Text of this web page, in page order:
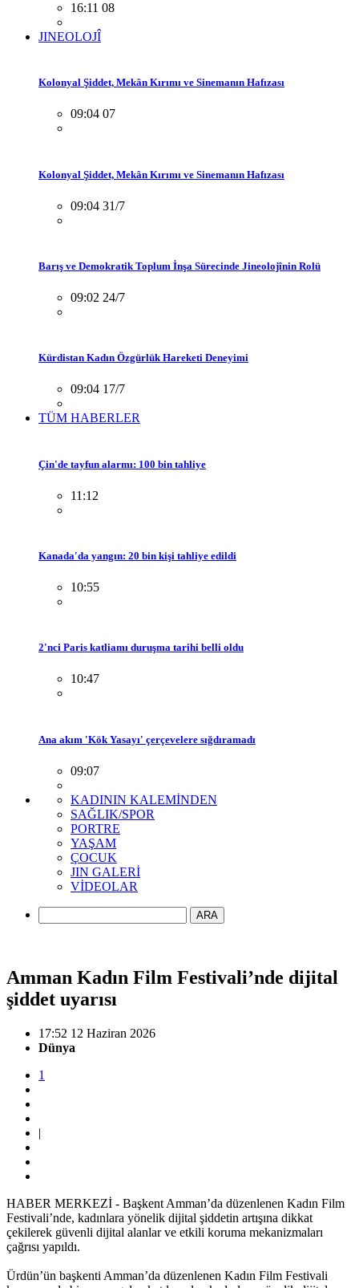
16:11 08
JINEOLOJÎ
Kolonyal Şiddet, Mekân Kırımı ve Sinemanın Hafızası
09:04 07
Kolonyal Şiddet, Mekân Kırımı ve Sinemanın Hafızası
09:04 31/7
Barış ve Demokratik Toplum İnşa Sürecinde Jineolojînin Rolü
09:02 24/7
Kürdistan Kadın Özgürlük Hareketi Deneyimi
09:04 17/7
TÜM HABERLER
Çin'de tayfun alarmı: 100 bin tahliye
11:12
Kanada'da yangın: 20 bin kişi tahliye edildi
10:55
2'nci Paris katliamı duruşma tarihi belli oldu
10:47
Ana akım 'Kök Yasayı' çerçevelere sığdıramadı
09:07
KADININ KALEMİNDEN
SAĞLIK/SPOR
PORTRE
YAŞAM
ÇOCUK
JIN GALERİ
VİDEOLAR
ARA
Amman Kadın Film Festivali’nde dijital
şiddet uyarısı
17:52 12 Haziran 2026
Dünya
1
|
HABER MERKEZİ - Başkent Amman’da düzenlenen Kadın Film
Festivali’nde, kadınlara yönelik dijital şiddetin artışına dikkat
çekilerek güvenli dijital alanlar ve etkili koruma mekanizmaları
çağrısı yapıldı.
Ürdün’ün başkenti Amman’da düzenlenen Kadın Film Festivali